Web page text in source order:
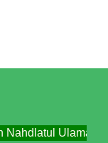
Nahdlatul Ulama